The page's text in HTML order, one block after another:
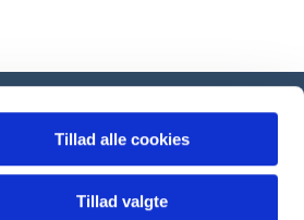
Tillad alle cookies
Tillad valgte